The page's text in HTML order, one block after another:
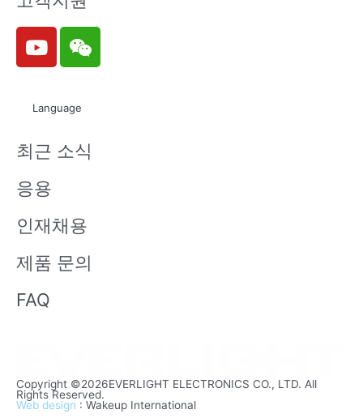
Y
o
u
e
W
e
i
n
Language
최근 소식
응용
인재채용
제품 문의
FAQ
Copyright ©2026EVERLIGHT ELECTRONICS CO., LTD. All
Rights Reserved.
Web design : Wakeup International